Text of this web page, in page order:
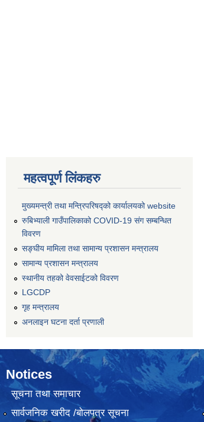
महत्वपूर्ण लिंकहरु
मुख्यमन्त्री तथा मन्त्रिपरिषद्को कार्यालयको website
रुबिभ्याली गाउँपालिकाको COVID-19 संग सम्बन्धित
विवरण
सङ्‍घीय मामिला तथा सामान्य प्रशासन मन्त्रालय
सामान्य प्रशासन मन्त्रालय
स्थानीय तहको वेवसाईटको विवरण
LGCDP
गृह मन्त्रालय
अनलाइन घटना दर्ता प्रणाली
Notices
सूचना तथा समाचार
सार्वजनिक खरीद /बोलपत्र सूचना